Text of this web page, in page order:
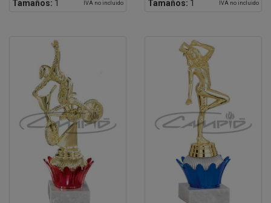
Tamaños: 1 IVA no incluido Tamaños: 1 IVA no incluido